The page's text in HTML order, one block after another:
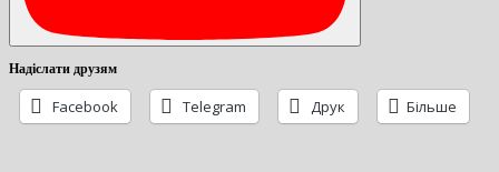
Надіслати друзям
Facebook Telegram Друк Більше